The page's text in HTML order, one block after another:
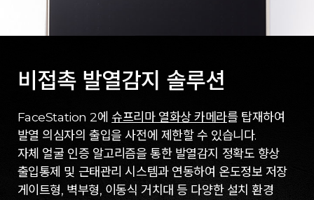
비접촉 발열감지 솔루션
FaceStation 2에 슈프리마 열화상 카메라를 탑재하여
발열 의심자의 출입을 사전에 제한할 수 있습니다.
자체 얼굴 인증 알고리즘을 통한 발열감지 정확도 향상
출입통제 및 근태관리 시스템과 연동하여 온도정보 저장
게이트형, 벽부형, 이동식 거치대 등 다양한 설치 환경